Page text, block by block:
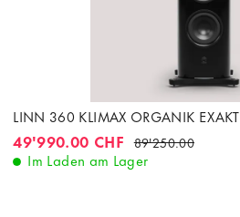
LINN 360 KLIMAX ORGANIK EXAKT
49'990.00 CHF 89'250.00
Im Laden am Lager